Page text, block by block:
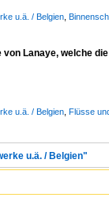
u.ä. / Belgien
Lanaye, welche
u.ä. / Belgien Flüsse
u.ä. / Belgien"